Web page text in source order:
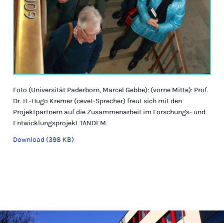
Foto (Universität Paderborn, Marcel Gebbe): (vorne Mitte): Prof.
Dr. H.-Hugo Kremer (cevet-Sprecher) freut sich mit den
Projektpartnern auf die Zusammenarbeit im Forschungs- und
Entwicklungsprojekt TANDEM.
Download (398 KB)